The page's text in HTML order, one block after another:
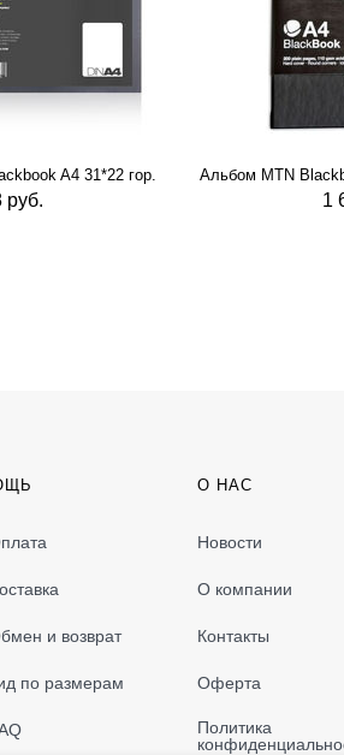
A4 31*22 гор.
руб.
Альбом MTN
1
и возврат
по размерам
О НАС
Новости
О компании
Контакты
Оферта
Политика